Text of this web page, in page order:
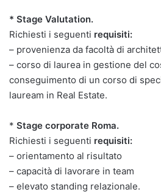
* Stage Valutation.
Richiesti i seguenti requisiti:
– provenienza da facoltà di
– corso di laurea in gestione del
conseguimento di un corso di
lauream in Real Estate.
* Stage corporate Roma.
Richiesti i seguenti requisiti:
– orientamento al risultato
– capacità di lavorare in team
– elevato standing relazionale.